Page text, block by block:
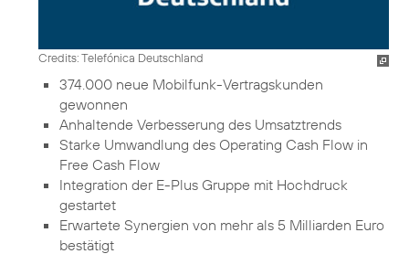
Credits: Telefónica Deutschland
374.000 neue Mobilfunk-Vertragskunden
gewonnen
Anhaltende Verbesserung des Umsatztrends
Starke Umwandlung des Operating Cash Flow in
Free Cash Flow
Integration der E-Plus Gruppe mit Hochdruck
gestartet
Erwartete Synergien von mehr als 5 Milliarden Euro
bestätigt